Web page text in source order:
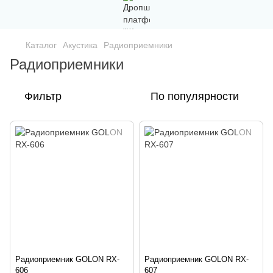
Каталог Акустика Радиоприемники
Радиоприемники
Фильтр По популярности
Радиоприемник GOLON RX-
606
Радиоприемник GOLON RX-
607